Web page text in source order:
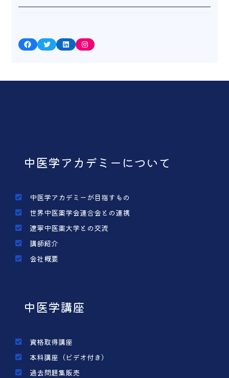
Facebook Twitter LinkedIn Instagram
中医学アカデミーについて
中医学アカデミーが目指すもの
世界中医薬学会連合会との連携
遼寧中医薬大学との交流
講師紹介
会社概要
中医学講座
資格取得講座
本科講座（ビデオ付き）
過去問題集販売